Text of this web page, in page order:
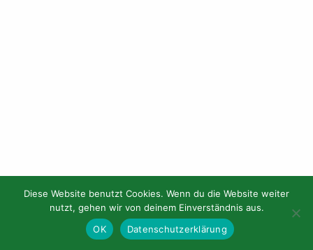
Diese Website benutzt Cookies. Wenn du die Website weiter
nutzt, gehen wir von deinem Einverständnis aus.
OK
Datenschutzerklärung